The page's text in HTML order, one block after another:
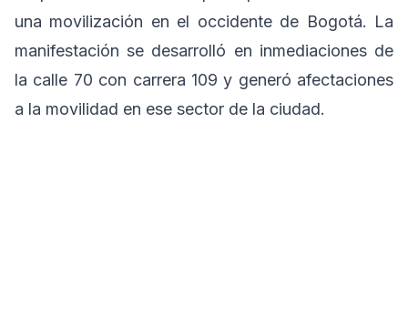
una movilización en el occidente de Bogotá. La
manifestación se desarrolló en inmediaciones de
la calle 70 con carrera 109 y generó afectaciones
a la movilidad en ese sector de la ciudad.